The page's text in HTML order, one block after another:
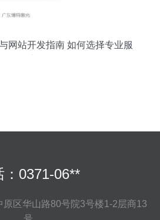
网站开发指南 如何选择专业服
：0371-06**
区华山路80号院3号楼1-2层商13